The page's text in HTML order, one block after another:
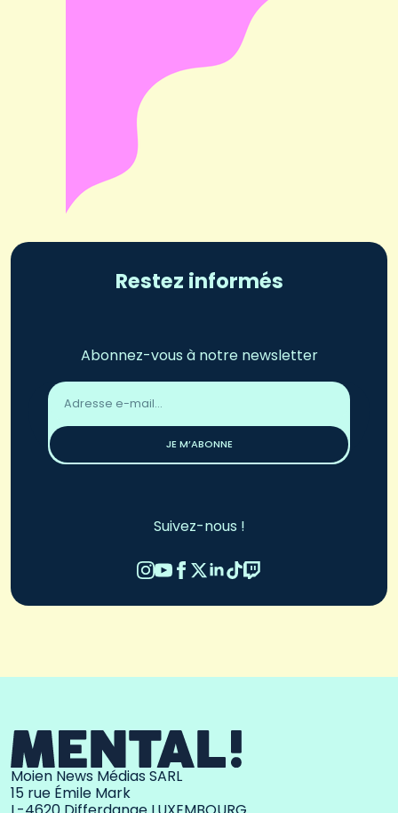
Restez informés
Abonnez-vous à notre newsletter
Adresse
email
JE M’ABONNE
Suivez-nous !
Moien News Médias SARL
15 rue Émile Mark